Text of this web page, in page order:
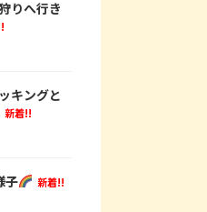
りへ行き
キングと
新着!!
子
新着!!